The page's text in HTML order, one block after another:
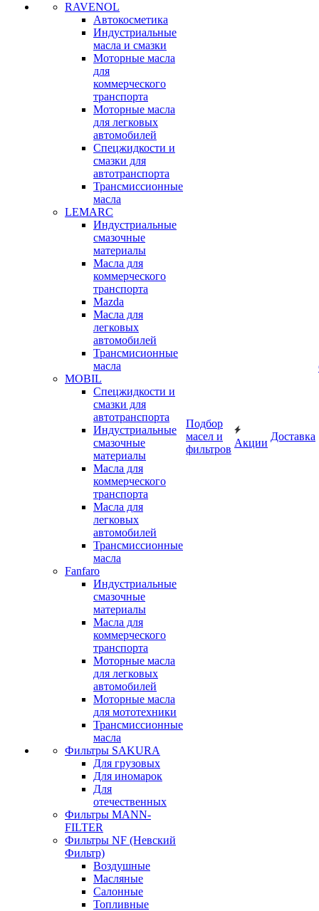
RAVENOL
Автокосметика
Индустриальные
масла и смазки
Моторные масла
для
коммерческого
транспорта
Моторные масла
для легковых
автомобилей
Спецжидкости и
смазки для
автотранспорта
Трансмиссионные
масла
LEMARC
Индустриальные
смазочные
материалы
Масла для
коммерческого
транспорта
Mazda
Масла для
легковых
автомобилей
Трансмисионные
масла
MOBIL
Cпецжидкости и
смазки для
автотранспорта
Индустриальные
смазочные
материалы
Масла для
коммерческого
транспорта
Масла для
легковых
автомобилей
Трансмиссионные
масла
Fanfaro
Индустриальные
смазочные
материалы
Масла для
коммерческого
транспорта
Моторные масла
для легковых
автомобилей
Моторные масла
для мототехники
Трансмиссионные
масла
Фильтры SAKURA
Для грузовых
Для иномарок
Для
отечественных
Фильтры MANN-
FILTER
Фильтры NF (Невский
Фильтр)
Воздушные
Масляные
Салонные
Топливные
Подбор
масел и
фильтров
Акции
Доставка